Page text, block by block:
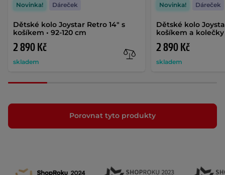
Dětské kolo Joystar Retro 14" s
košíkem • 92-120 cm
2 890 Kč
skladem
Novinka! Dáreček
Dětské kolo
košíkem a kolečky
2 890 Kč
skladem
Novinka! Dáreček
Porovnat tyto produkty